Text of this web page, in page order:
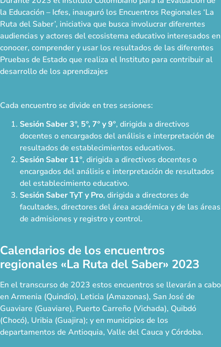
la Educación – Icfes, inauguró los Encuentros Regionales ‘La
Ruta del Saber’, iniciativa que busca involucrar diferentes
audiencias y actores del ecosistema educativo interesados en
conocer, comprender y usar los resultados de las diferentes
Pruebas de Estado que realiza el Instituto para contribuir al
desarrollo de los aprendizajes
Cada encuentro se divide en tres sesiones:
Sesión Saber 3°, 5°, 7° y 9º, dirigida a directivos
docentes o encargados del análisis e interpretación de
resultados de establecimientos educativos.
Sesión Saber 11°, dirigida a directivos docentes o
encargados del análisis e interpretación de resultados
del establecimiento educativo.
Sesión Saber TyT y Pro, dirigida a directores de
facultades, directores del área académica y de las áreas
de admisiones y registro y control.
Calendarios de los encuentros
regionales «La Ruta del Saber» 2023
En el transcurso de 2023 estos encuentros se llevarán a cabo
en Armenia (Quindío), Leticia (Amazonas), San José de
Guaviare (Guaviare), Puerto Carreño (Vichada), Quibdó
(Chocó), Uribia (Guajira); y en municipios de los
departamentos de Antioquia, Valle del Cauca y Córdoba.